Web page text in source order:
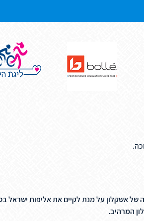
של אשקלון על מנת לקיים את אליפות ישראל
המרהיב.